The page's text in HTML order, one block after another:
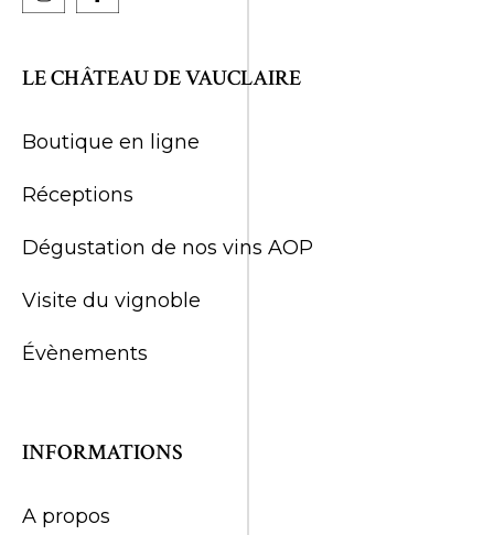
LE CHÂTEAU DE VAUCLAIRE
Boutique en ligne
Réceptions
Dégustation de nos vins AOP
Visite du vignoble
Évènements
INFORMATIONS
A propos